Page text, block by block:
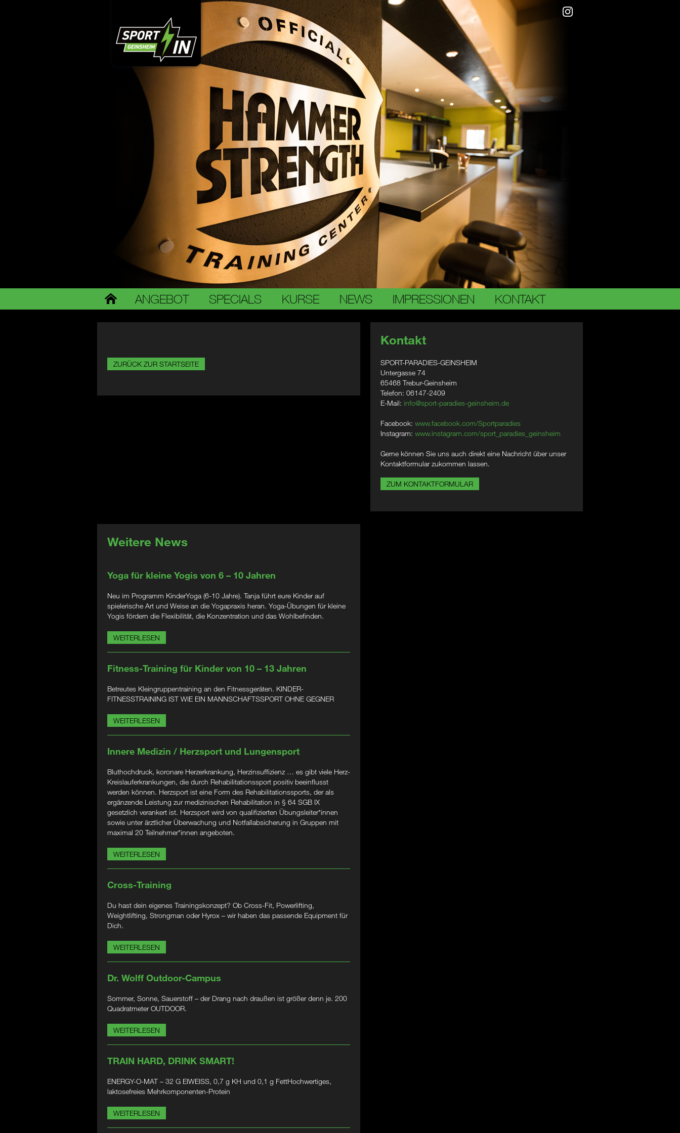
ANGEBOT SPECIALS KURSE NEWS IMPRESSIONEN KONTAKT
ZURÜCK ZUR STARTSEITE
Kontakt
SPORT-PARADIES-GEINSHEIM
Untergasse 74
65468 Trebur-Geinsheim
Telefon: 06147-2409
E-Mail: info@sport-paradies-geinsheim.de
Facebook: www.facebook.com/Sportparadies
Instagram: www.instagram.com/sport_paradies_geinsheim
Gerne können Sie uns auch direkt eine Nachricht über unser
Kontaktformular zukommen lassen.
ZUM KONTAKTFORMULAR
Weitere News
Yoga für kleine Yogis von 6 – 10 Jahren
Neu im Programm KinderYoga (6-10 Jahre). Tanja führt eure Kinder auf
spielerische Art und Weise an die Yogapraxis heran. Yoga-Übungen für kleine
Yogis fördern die Flexibilität, die Konzentration und das Wohlbefinden.
WEITERLESEN
Fitness-Training für Kinder von 10 – 13 Jahren
Betreutes Kleingruppentraining an den Fitnessgeräten. KINDER-
FITNESSTRAINING IST WIE EIN MANNSCHAFTSSPORT OHNE GEGNER
WEITERLESEN
Innere Medizin / Herzsport und Lungensport
Bluthochdruck, koronare Herzerkrankung, Herzinsuffizienz … es gibt viele Herz-
Kreislauferkrankungen, die durch Rehabilitationssport positiv beeinflusst
werden können. Herzsport ist eine Form des Rehabilitationssports, der als
ergänzende Leistung zur medizinischen Rehabilitation in § 64 SGB IX
gesetzlich verankert ist. Herzsport wird von qualifizierten Übungsleiter*innen
sowie unter ärztlicher Überwachung und Notfallabsicherung in Gruppen mit
maximal 20 Teilnehmer*innen angeboten.
WEITERLESEN
Cross-Training
Du hast dein eigenes Trainingskonzept? Ob Cross-Fit, Powerlifting,
Weightlifting, Strongman oder Hyrox – wir haben das passende Equipment für
Dich.
WEITERLESEN
Dr. Wolff Outdoor-Campus
Sommer, Sonne, Sauerstoff – der Drang nach draußen ist größer denn je. 200
Quadratmeter OUTDOOR.
WEITERLESEN
TRAIN HARD, DRINK SMART!
ENERGY-O-MAT – 32 G EIWEISS, 0,7 g KH und 0,1 g FettHochwertiges,
laktosefreies Mehrkomponenten-Protein
WEITERLESEN